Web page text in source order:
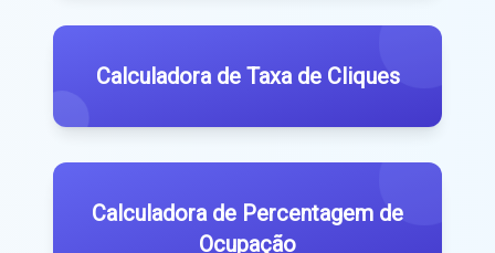
Calculadora de Taxa de Cliques
Calculadora de Percentagem de
Ocupação